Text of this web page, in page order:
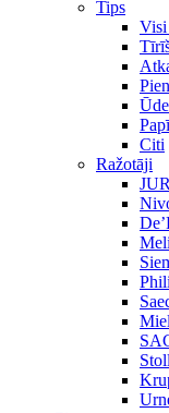
Tips
Visi
Citi
Ražotāji